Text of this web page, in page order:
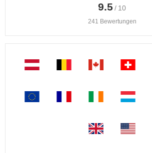
9.5 / 10
241 Bewertungen